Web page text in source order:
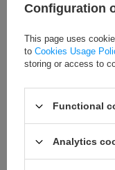
24H shipping
Free delivery
Uniwersalny
Configuration
This page uses
to Cookies Usage
storing or access to
Functional
Analytics